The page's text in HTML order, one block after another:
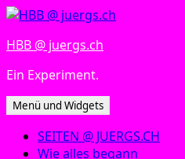
Zum
springen
HBB @ juergs.ch
Ein Experiment.
Menü und Widgets
SEITEN @ JUERGS.CH
Wie alles begann